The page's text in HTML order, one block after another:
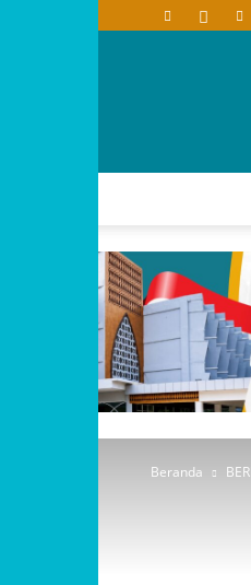
Beranda